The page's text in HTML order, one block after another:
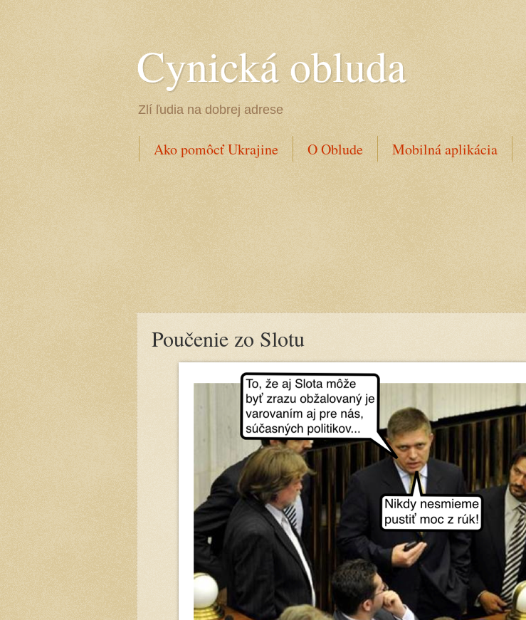
Cynická obluda
Zlí ľudia na dobrej adrese
Ako pomôcť Ukrajine O Oblude Mobilná aplikácia
Poučenie zo Slotu